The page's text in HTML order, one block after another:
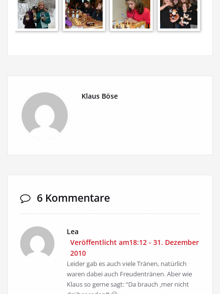
Klaus Böse
6 Kommentare
Lea
Veröffentlicht am18:12 - 31. Dezember
2010
Leider gab es auch viele Tränen, natürlich
waren dabei auch Freudentränen. Aber wie
Klaus so gerne sagt: “Da brauch ‚mer nicht